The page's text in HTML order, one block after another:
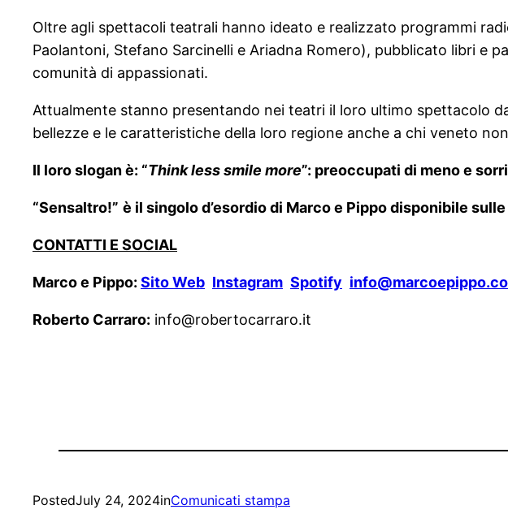
Oltre agli spettacoli teatrali hanno ideato e realizzato programmi
Paolantoni, Stefano Sarcinelli e Ariadna Romero), pubblicato libri e
comunità di appassionati.
Attualmente stanno presentando nei teatri il loro ultimo spettacolo
bellezze e le caratteristiche della loro regione anche a chi veneto
Il loro slogan è: “Think less smile more”: preoccupati di meno e
“Sensaltro!” è il singolo d’esordio di Marco e Pippo disponibile
CONTATTI E SOCIAL
Marco e Pippo: Sito Web Instagram Spotify
Roberto Carraro: info@robertocarraro.it
PostedJuly 24, 2024inComunicati stampa